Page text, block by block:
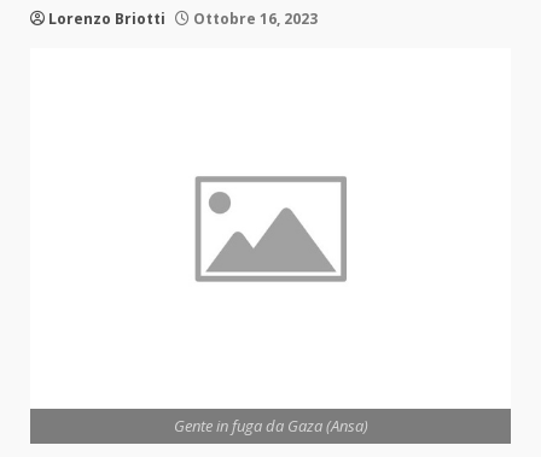
Lorenzo Briotti Ottobre 16, 2023
Gente in fuga da Gaza (Ansa)